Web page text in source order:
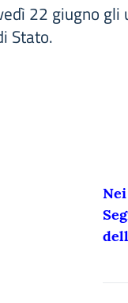
22 giugno
Stato.